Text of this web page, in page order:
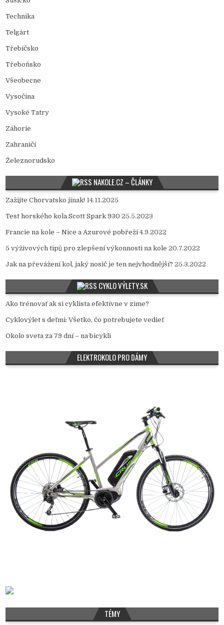
Technika
Telgárt
Třebíčsko
Třeboňsko
Všeobecne
Vysočina
Vysoké Tatry
Záhorie
Zahraničí
Železnorudsko
NAKOLE.CZ – ČLÁNKY
Zažijte Chorvatsko jinak! 14.11.2025
Test horského kola Scott Spark 930 25.5.2023
Francie na kole – Nice a Azurové pobřeží 4.9.2022
5 výživových tipů pro zlepšení výkonnosti na kole 20.7.2022
Jak na převážení kol, jaký nosič je ten nejvhodnější? 25.3.2022
CYKLO VÝLETY.SK
Ako trénovať ak si cyklista efektívne v zime?
Cyklovýlet s deťmi: Všetko, čo potrebujete vedieť
Okolo sveta za 79 dní – na bicykli
ELEKTROKOLO PRO DÁMY
TÉMY